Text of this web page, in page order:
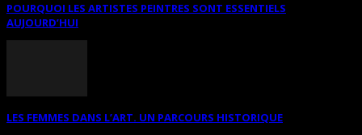
POURQUOI LES ARTISTES PEINTRES SONT ESSENTIELS
AUJOURD’HUI
LES FEMMES DANS L’ART. UN PARCOURS HISTORIQUE